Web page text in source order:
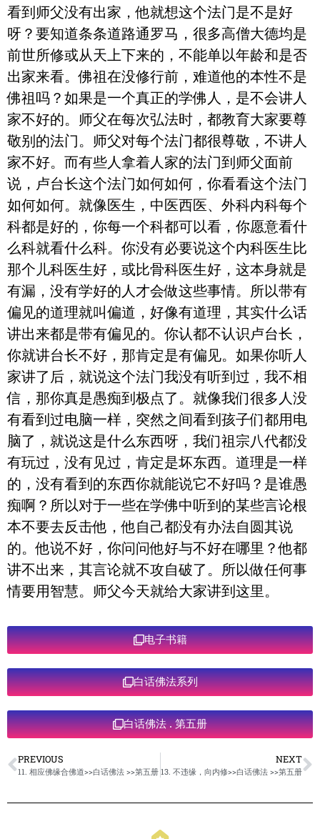
看到师父没有出家，他就想这个法门是不是好
呀？要知道条条道路通罗马，很多高僧大德均是
前世所修或从天上下来的，不能单以年龄和是否
出家来看。佛祖在没修行前，难道他的本性不是
佛祖吗？如果是一个真正的学佛人，是不会讲人
家不好的。师父在每次弘法时，都教育大家要尊
敬别的法门。师父对每个法门都很尊敬，不讲人
家不好。而有些人拿着人家的法门到师父面前
说，卢台长这个法门如何如何，你看看这个法门
如何如何。就像医生，中医西医、外科内科每个
科都是好的，你每一个科都可以看，你愿意看什
么科就看什么科。你没有必要说这个内科医生比
那个儿科医生好，或比骨科医生好，这本身就是
有漏，没有学好的人才会做这些事情。所以带有
偏见的道理就叫偏道，好像有道理，其实什么话
讲出来都是带有偏见的。你认都不认识卢台长，
你就讲台长不好，那肯定是有偏见。如果你听人
家讲了后，就说这个法门我没有听到过，我不相
信，那你真是愚痴到极点了。就像我们很多人没
有看到过电脑一样，突然之间看到孩子们都用电
脑了，就说这是什么东西呀，我们祖宗八代都没
有玩过，没有见过，肯定是坏东西。道理是一样
的，没有看到的东西你就能说它不好吗？是谁愚
痴啊？所以对于一些在学佛中听到的某些言论根
本不要去反击他，他自己都没有办法自圆其说
的。他说不好，你问问他好与不好在哪里？他都
讲不出来，其言论就不攻自破了。所以做任何事
情要用智慧。师父今天就给大家讲到这里。
电子书籍
白话佛法系列
白话佛法 . 第五册
PREVIOUS
11. 相应佛缘合佛道>>白话佛法 >>第五册
NEXT
13. 不违缘，向内修>>白话佛法 >>第五册